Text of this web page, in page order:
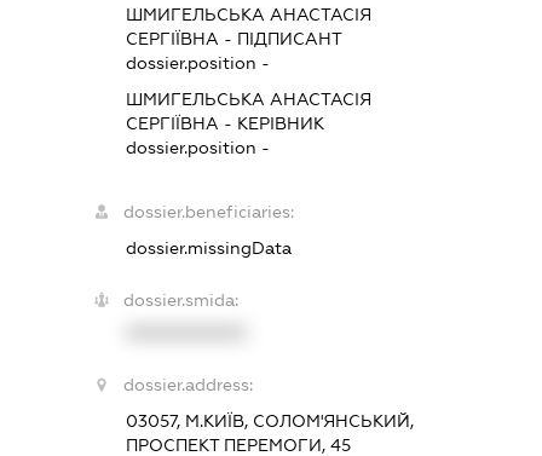
ШМИГЕЛЬСЬКА АНАСТАСІЯ
СЕРГІЇВНА - ПІДПИСАНТ
dossier.position -
ШМИГЕЛЬСЬКА АНАСТАСІЯ
СЕРГІЇВНА - КЕРІВНИК
dossier.position -
dossier.beneficiaries:
dossier.missingData
dossier.smida:
dossier.address:
03057, М.КИЇВ, СОЛОМ'ЯНСЬКИЙ,
ПРОСПЕКТ ПЕРЕМОГИ, 45